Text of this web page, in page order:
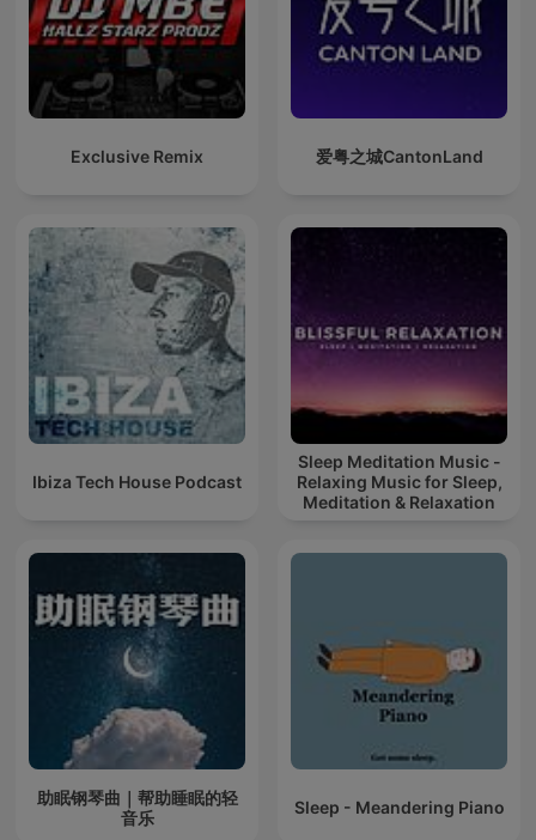
Exclusive Remix 爱粤之城CantonLand
Ibiza Tech House Podcast
Sleep Meditation Music -
Relaxing Music for Sleep,
Meditation & Relaxation
助眠钢琴曲｜帮助睡眠的轻
音乐
Sleep - Meandering Piano